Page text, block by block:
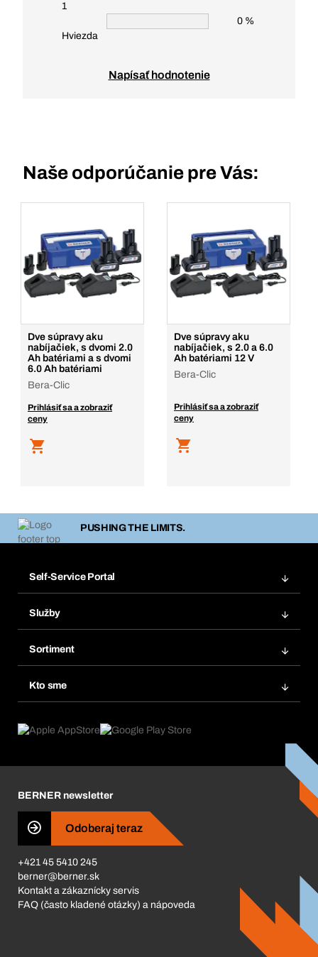
1
Hviezda
0 %
Napísať hodnotenie
Naše odporúčanie pre Vás:
Dve súpravy aku
nabíjačiek, s dvomi 2.0
Ah batériami a s dvomi
6.0 Ah batériami
Bera-Clic
Prihlásiť sa a zobraziť
ceny
Dve súpravy aku
nabíjačiek, s 2.0 a 6.0
Ah batériami 12 V
Bera-Clic
Prihlásiť sa a zobraziť
ceny
PUSHING THE LIMITS.
Self-Service Portal
Obľúbené
Opakované objednávky
Predplatné
Služby
Chemická databáza
eProcurement
Produktový poradca
Sortiment
Kto sme
Čo nás poháňa
Business Conduct
BERNER newsletter
Odoberaj teraz
+421 45 5410 245
berner@berner.sk
Kontakt a zákaznícky servis
FAQ (často kladené otázky) a nápoveda